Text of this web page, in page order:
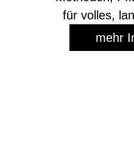
für volles,
mehr